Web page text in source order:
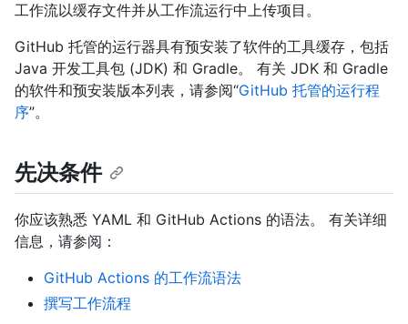
工作流以缓存文件并从工作流运行中上传项目。
GitHub 托管的运行器具有预安装了软件的工具缓存，包括
Java 开发工具包 (JDK) 和 Gradle。 有关 JDK 和 Gradle
的软件和预安装版本列表，请参阅“GitHub 托管的运行程
序”。
先决条件
你应该熟悉 YAML 和 GitHub Actions 的语法。 有关详细
信息，请参阅：
GitHub Actions 的工作流语法
撰写工作流程